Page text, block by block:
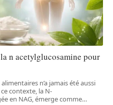
n acetylglucosamine pour
n’a jamais été aussi
contexte, la N-
en NAG, émerge comme…